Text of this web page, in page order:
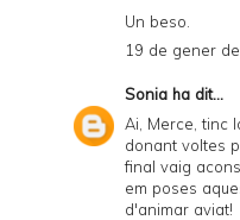
Un beso.
19 de gener
Sonia ha dit...
Ai, Merce, tinc
donant voltes
final vaig
em poses
d'animar aviat!